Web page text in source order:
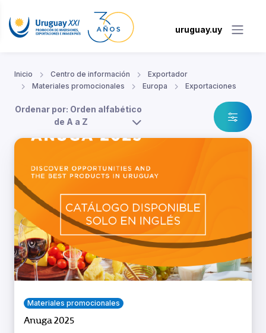
uruguay.uy
Inicio Centro de información
Exportador
Materiales promocionales
Europa Exportaciones
Ordenar por: Orden alfabético
de A a Z
Materiales promocionales
Anuga 2025